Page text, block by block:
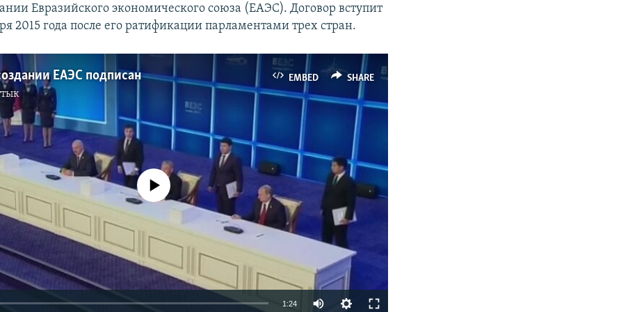
Евразийского экономического союза (ЕАЭС). Договор вступит
2015 года после его ратификации парламентами трех стран.
EMBED SHARE
ЕАЭС подписан
No media source currently available
1:24